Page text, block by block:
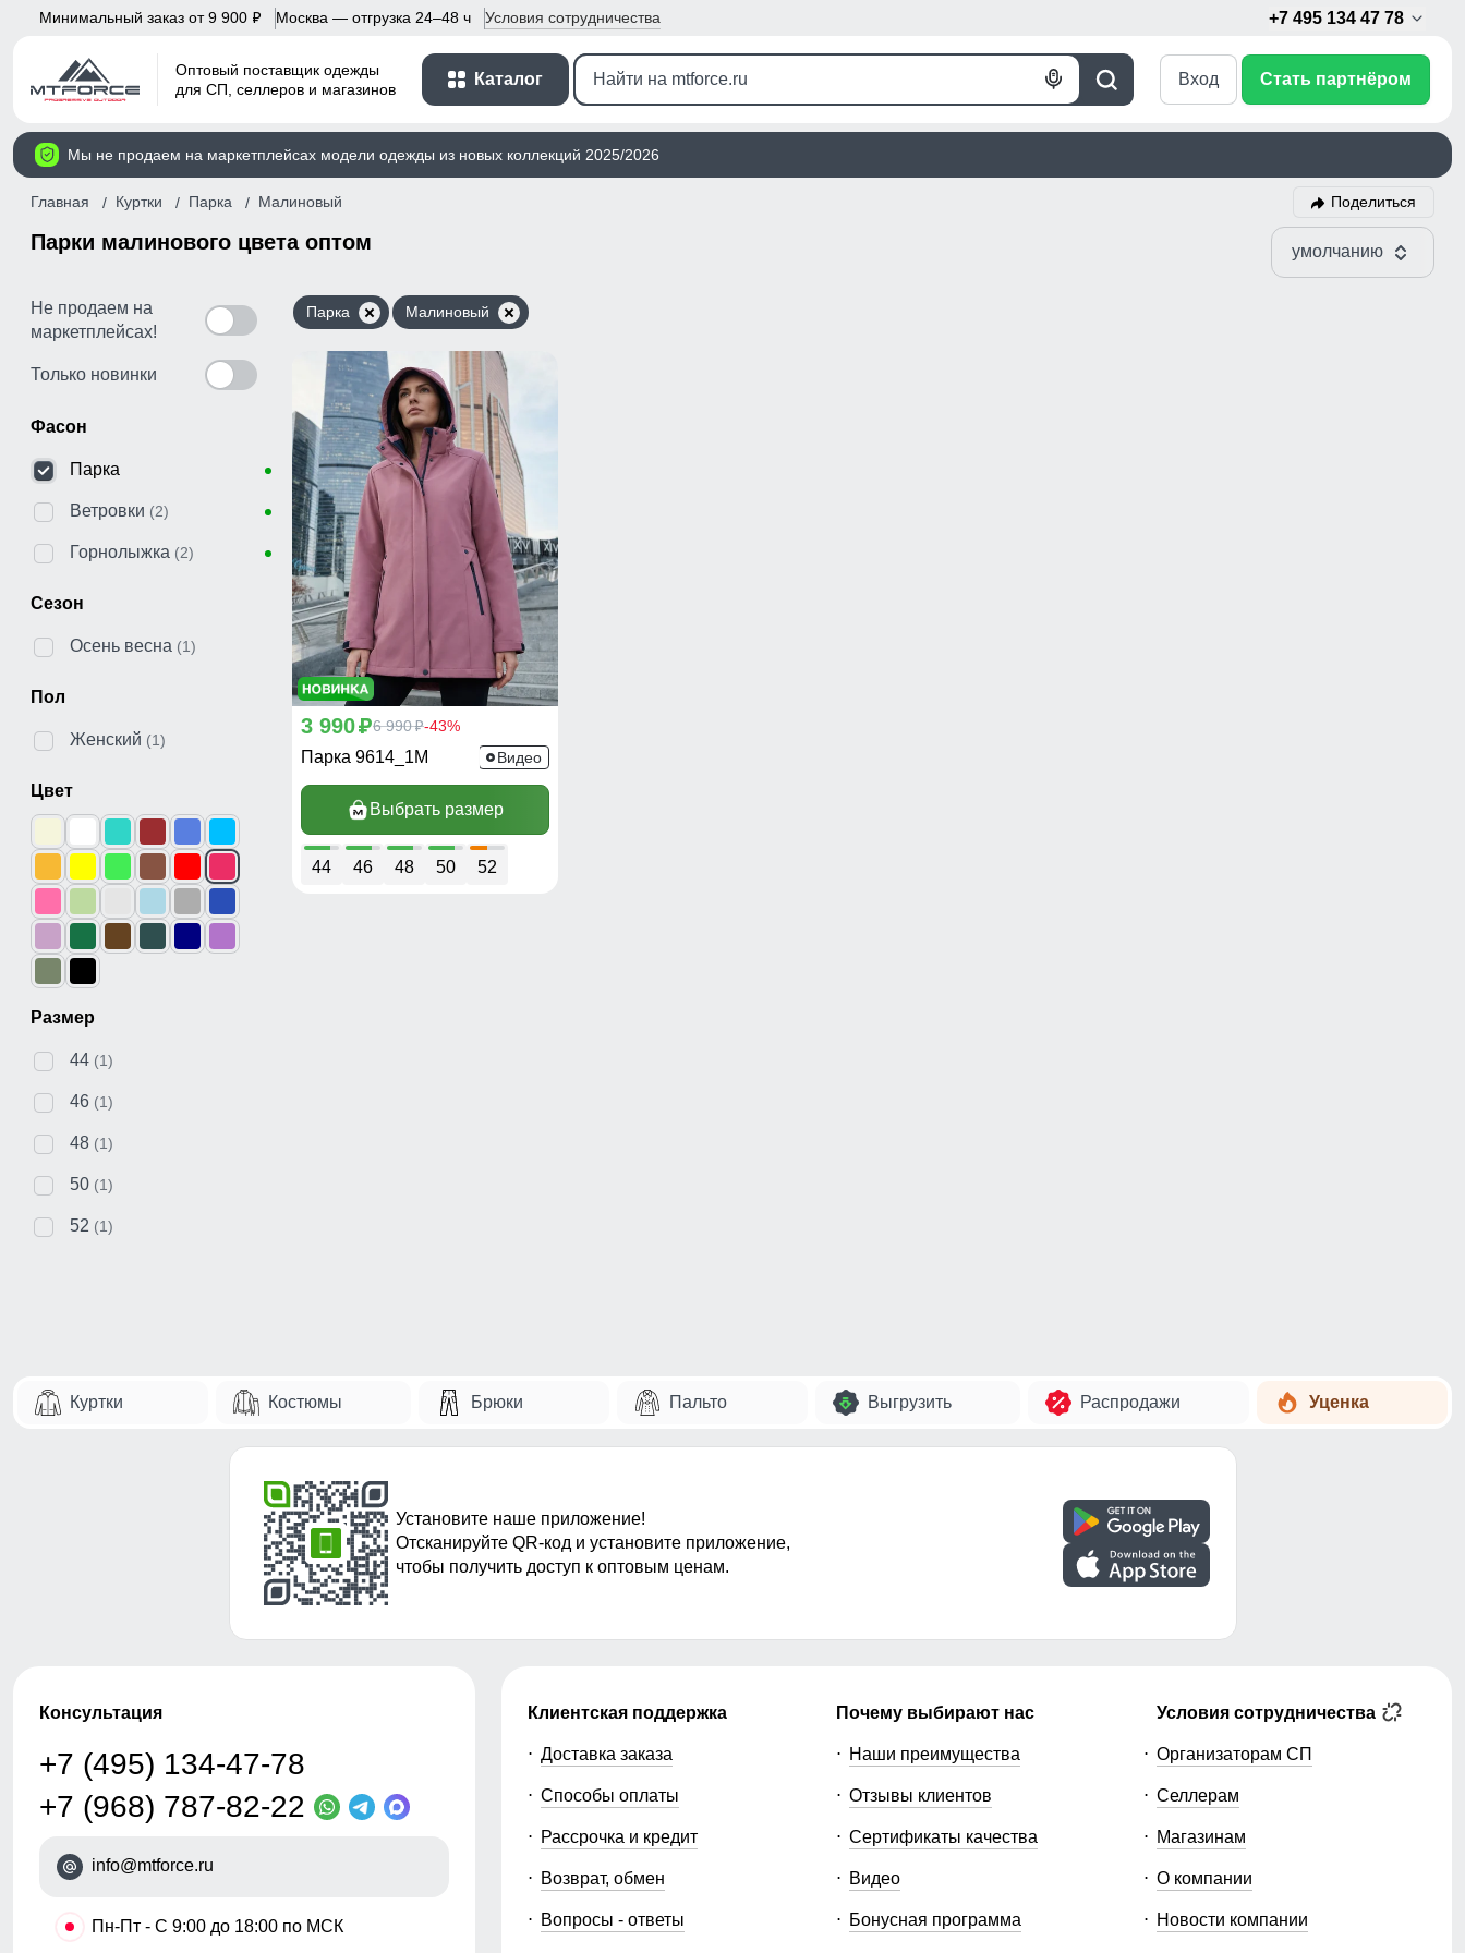
Минимальный заказ от 9 900 p Москва — отгрузка 24–48 ч Условия сотрудничества +7 495 134 47 78
Оптовый поставщик одежды
для СП, селлеров и магазинов
Каталог
Поиск
Голосовой
Вход Стать партнёром
Мы не продаем на маркетплейсах модели одежды из новых коллекций 2025/2026
Главная Куртки Парка Малиновый Поделиться
Парки малинового цвета оптом умолчанию
Не продаем на
маркетплейсах!
Только новинки
Фасон
Парка
Ветровки (2)
Горнолыжка (2)
Сезон
Осень весна (1)
Пол
Женский (1)
Цвет
Размер
44 (1)
46 (1)
48 (1)
50 (1)
52 (1)
Парка Малиновый
3 990p6 990p-43%
Парка 9614_1M Видео
Выбрать размер
44 46 48 50 52
Куртки Костюмы Брюки Пальто Выгрузить Распродажи Уценка
Установите наше приложение!
Отсканируйте QR-код и установите приложение,
чтобы получить доступ к оптовым ценам.
Консультация
+7 (495) 134-47-78
+7 (968) 787-82-22
info@mtforce.ru
• Пн-Пт - С 9:00 до 18:00 по МСК
Клиентская поддержка
Доставка заказа
Способы оплаты
Рассрочка и кредит
Возврат, обмен
Вопросы - ответы
Почему выбирают нас
Наши преимущества
Отзывы клиентов
Сертификаты качества
Видео
Бонусная программа
Условия сотрудничества
Организаторам СП
Селлерам
Магазинам
О компании
Новости компании